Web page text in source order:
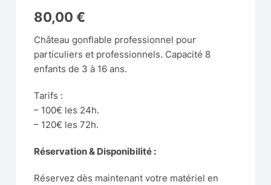
80,00 €
Château gonflable professionnel pour
particuliers et professionnels. Capacité 8
enfants de 3 à 16 ans.
Tarifs :
– 100€ les 24h.
– 120€ les 72h.
Réservation & Disponibilité :
Réservez dès maintenant votre matériel en